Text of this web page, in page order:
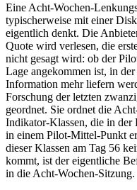
Eine Acht-Wochen-
typischerweise mit einer
eigentlich denkt. Die
Quote wird verlesen, die
nicht gesagt wird: ob der
Lage angekommen ist, in
Information mehr liefern
Forschung der letzten
geordnet. Sie ordnet die
Indikator-Klassen, die in der
in einem Pilot-Mittel-Punkt
dieser Klassen am Tag 56
kommt, ist der eigentliche
in die Acht-Wochen-Sitzung.